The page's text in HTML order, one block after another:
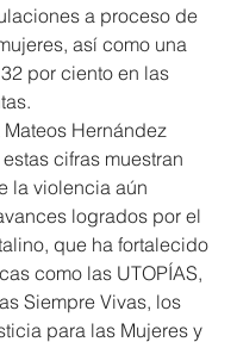
a proceso de
así como una
por ciento en las
Hernández
cifras muestran
la violencia aún
logrados por el
que ha fortalecido
como las UTOPÍAS,
Siempre Vivas, los
para las Mujeres y